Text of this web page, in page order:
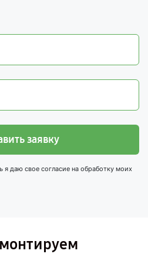
заявку
я даю свое согласие на обработку моих